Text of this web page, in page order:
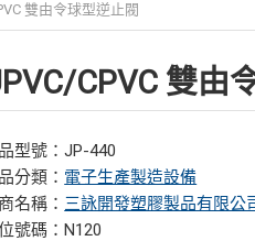
雙由令球型逆止閥
CPVC 雙由
型號：JP-440
分類： 電子生產製造設備
名稱： 三詠開發塑膠製品有限公
號碼：N120